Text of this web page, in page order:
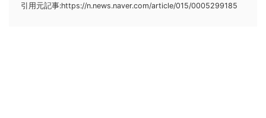
引用元記事:https://n.news.naver.com/article/015/0005299185